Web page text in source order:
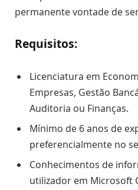
permanente vontade de
Requisitos:
Licenciatura em
Empresas, Gestão
Auditoria ou Finanças.
Mínimo de 6 anos de
preferencialmente no
Conhecimentos de
utilizador em Microsoft